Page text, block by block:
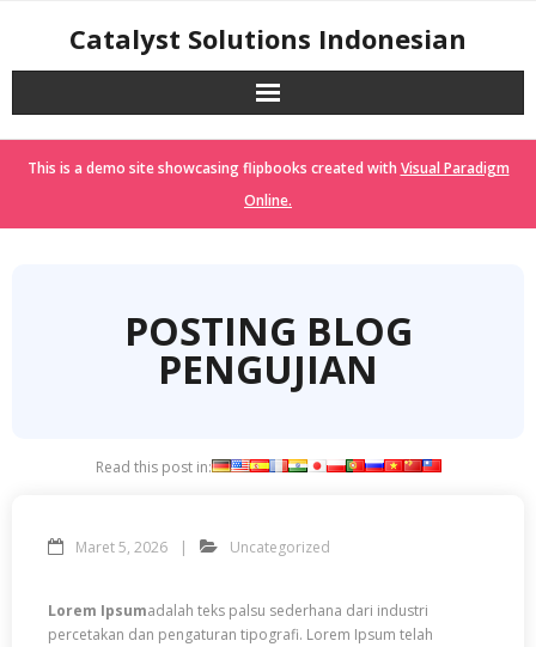
Catalyst Solutions Indonesian
This is a demo site showcasing flipbooks created with Visual Paradigm
Online.
POSTING BLOG
PENGUJIAN
Read this post in:
Maret 5, 2026 Uncategorized
Lorem Ipsumadalah teks palsu sederhana dari industri
percetakan dan pengaturan tipografi. Lorem Ipsum telah